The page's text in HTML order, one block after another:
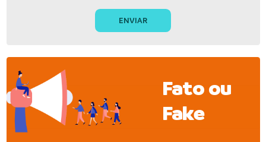
Fato ou
Fake